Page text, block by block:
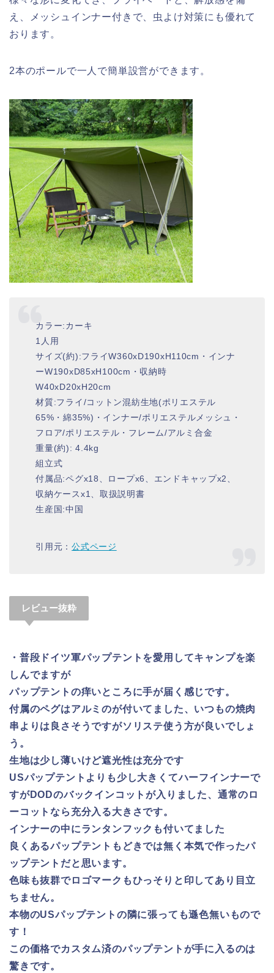
え、メッシュインナー付きで、虫よけ対策にも優れて
おります。
2本のポールで一人で簡単設営ができます。
カラー:カーキ
1人用
サイズ(約):フライW360xD190xH110cm・インナ
ーW190xD85xH100cm・収納時
W40xD20xH20cm
材質:フライ/コットン混紡生地(ポリエステル
65%・綿35%)・インナー/ポリエステルメッシュ・
フロア/ポリエステル・フレーム/アルミ合金
重量(約): 4.4kg
組立式
付属品:ペグx18、ロープx6、エンドキャップx2、
収納ケースx1、取扱説明書
生産国:中国
引用元：公式ページ
レビュー抜粋
・普段ドイツ軍パップテントを愛用してキャンプを楽
しんでますが
パップテントの痒いところに手が届く感じです。
付属のペグはアルミのが付いてました、いつもの焼肉
串よりは良さそうですがソリステ使う方が良いでしょ
う。
生地は少し薄いけど遮光性は充分です
USパップテントよりも少し大きくてハーフインナーで
すがDODのバックインコットが入りました、通常のロ
ーコットなら充分入る大きさです。
インナーの中にランタンフックも付いてました
良くあるパップテントもどきでは無く本気で作ったパ
ップテントだと思います。
色味も抜群でロゴマークもひっそりと印してあり目立
ちません。
本物のUSパップテントの隣に張っても遜色無いもので
す！
この価格でカスタム済のパップテントが手に入るのは
驚きです。